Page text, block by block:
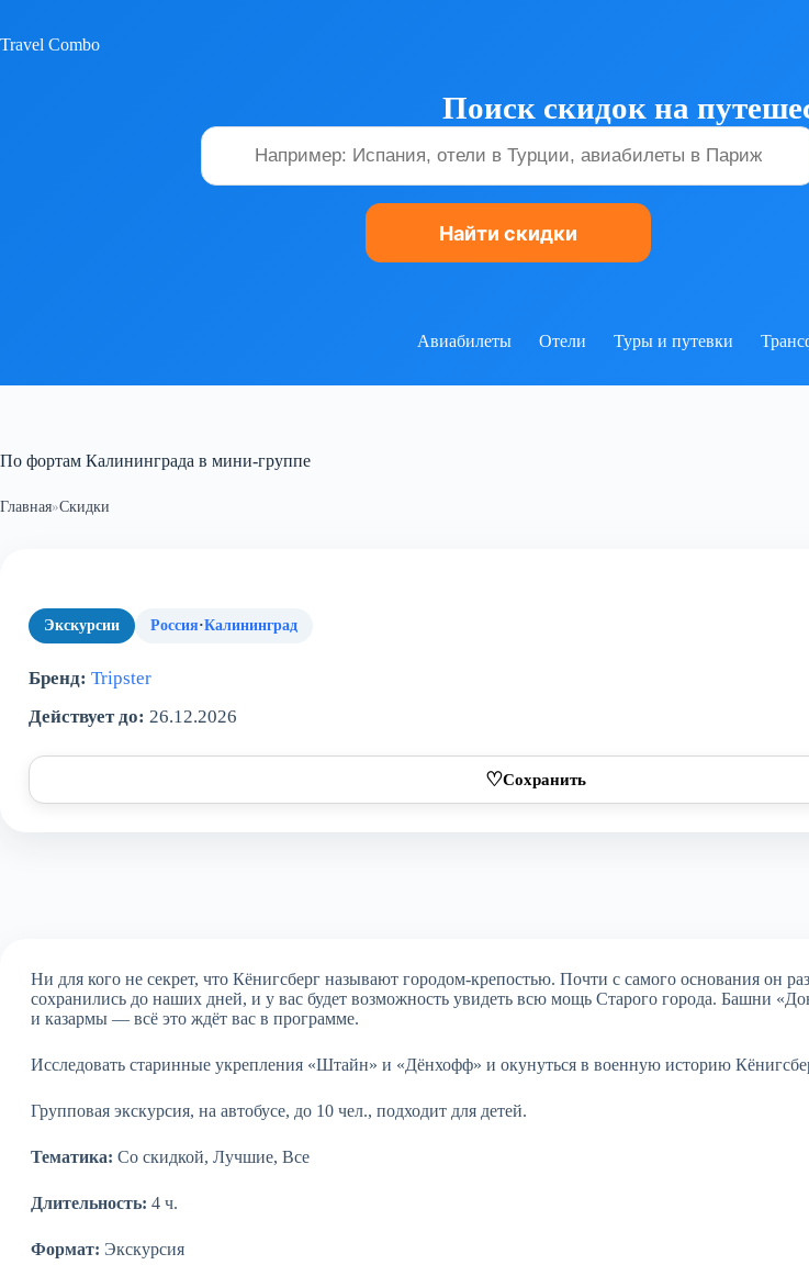
сути
Travel Combo
Поиск скидок на
Авиабилеты Отели Туры и путевки
По фортам Калининграда в мини-группе
Главная»Скидки
Экскурсии Россия·Калининград
Бренд: Tripster
Действует до: 26.12.2026
♡Сохранить
Ни для кого не секрет, что Кёнигсберг называют городом-крепостью. Почти с самого основания он
сохранились до наших дней, и у вас будет возможность увидеть всю мощь Старого города. Башни
и казармы — всё это ждёт вас в программе.
Исследовать старинные укрепления «Штайн» и «Дёнхофф» и окунуться в военную историю
Групповая экскурсия, на автобусе, до 10 чел., подходит для детей.
Тематика: Со скидкой, Лучшие, Все
Длительность: 4 ч.
Формат: Экскурсия